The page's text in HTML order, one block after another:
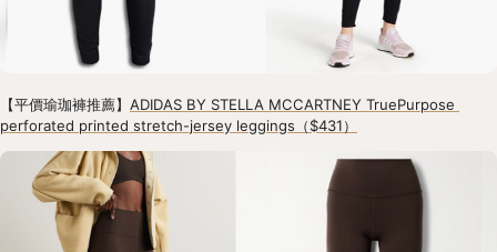
【平價瑜珈褲推薦】 ADIDAS BY STELLA MCCARTNEY TruePurpose
perforated printed stretch-jersey leggings（$431）